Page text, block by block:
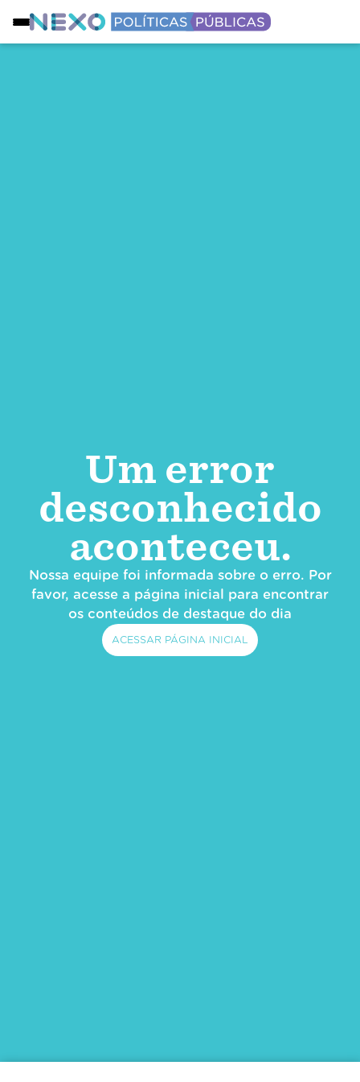
Um error
desconhecido
aconteceu.
Nossa equipe foi informada sobre o erro. Por
favor, acesse a página inicial para encontrar
os conteúdos de destaque do dia
ACESSAR PÁGINA INICIAL